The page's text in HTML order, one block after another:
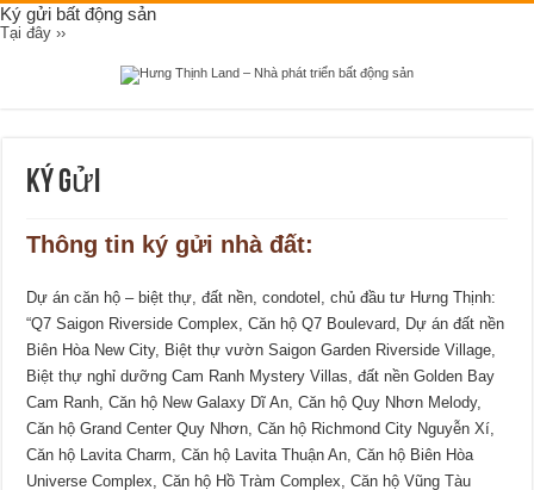
Ký gửi bất động sản
Tại đây ››
Ký gửi
Thông tin ký gửi nhà đất:
Dự án căn hộ – biệt thự, đất nền, condotel, chủ đầu tư Hưng Thịnh:
“Q7 Saigon Riverside Complex, Căn hộ Q7 Boulevard, Dự án đất nền
Biên Hòa New City, Biệt thự vườn Saigon Garden Riverside Village,
Biệt thự nghỉ dưỡng Cam Ranh Mystery Villas, đất nền Golden Bay
Cam Ranh, Căn hộ New Galaxy Dĩ An, Căn hộ Quy Nhơn Melody,
Căn hộ Grand Center Quy Nhơn, Căn hộ Richmond City Nguyễn Xí,
Căn hộ Lavita Charm, Căn hộ Lavita Thuận An, Căn hộ Biên Hòa
Universe Complex, Căn hộ Hồ Tràm Complex, Căn hộ Vũng Tàu